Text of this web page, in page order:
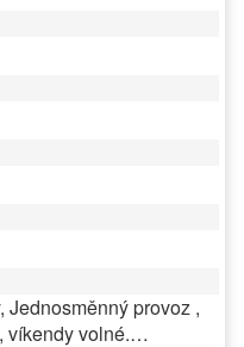
provoz ,
víkendy volné.…